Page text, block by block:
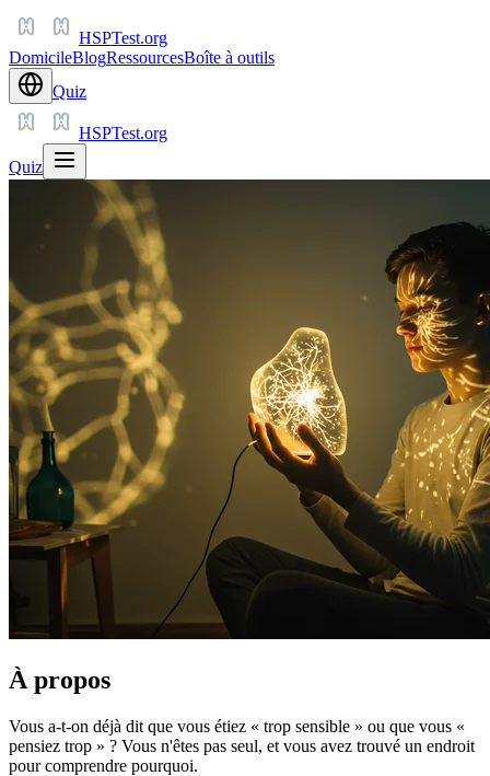
HSPTest.org
DomicileBlogRessourcesBoîte à outils
Quiz
HSPTest.org
Quiz
À propos
Vous a-t-on déjà dit que vous étiez « trop sensible » ou que vous «
pensiez trop » ? Vous n'êtes pas seul, et vous avez trouvé un endroit
pour comprendre pourquoi.